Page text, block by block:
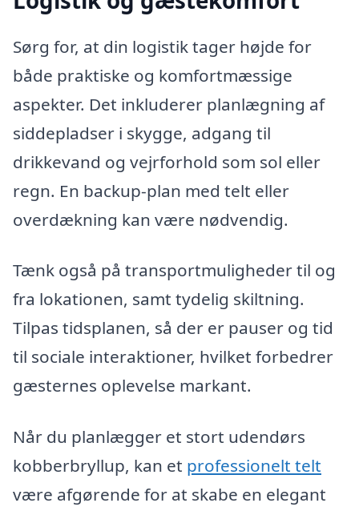
Sørg for, at din logistik tager højde for
både praktiske og komfortmæssige
aspekter. Det inkluderer planlægning af
siddepladser i skygge, adgang til
drikkevand og vejrforhold som sol eller
regn. En backup-plan med telt eller
overdækning kan være nødvendig.
Tænk også på transportmuligheder til og
fra lokationen, samt tydelig skiltning.
Tilpas tidsplanen, så der er pauser og tid
til sociale interaktioner, hvilket forbedrer
gæsternes oplevelse markant.
Når du planlægger et stort udendørs
kobberbryllup, kan et professionelt telt
være afgørende for at skabe en elegant